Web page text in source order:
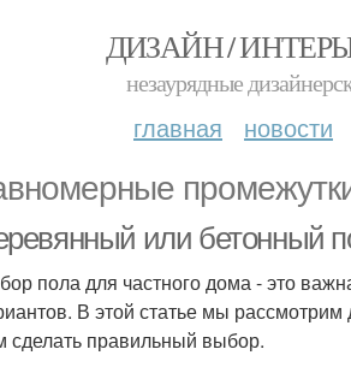
ДИЗАЙН /
незаурядные
главная новости
или бетонный
пола для частного дома - это
В этой статье мы
сделать правильный выбор.